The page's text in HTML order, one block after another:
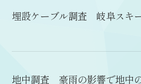
埋設ケーブル調査 岐阜スキ
地中調査 豪雨の影響で地中